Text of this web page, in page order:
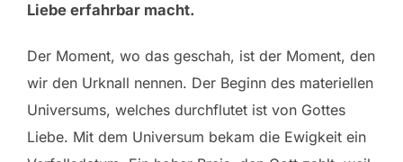
Liebe erfahrbar macht.
Der Moment, wo das geschah, ist der Moment, den
wir den Urknall nennen. Der Beginn des materiellen
Universums, welches durchflutet ist von Gottes
Liebe. Mit dem Universum bekam die Ewigkeit ein